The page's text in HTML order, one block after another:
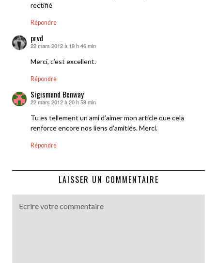
rectifié
Répondre
prvd
dit :
22 mars 2012 à 19 h 46 min
Merci, c’est excellent.
Répondre
Sigismund Benway
dit :
22 mars 2012 à 20 h 59 min
Tu es tellement un ami d’aimer mon article que cela
renforce encore nos liens d’amitiés. Merci.
Répondre
LAISSER UN COMMENTAIRE